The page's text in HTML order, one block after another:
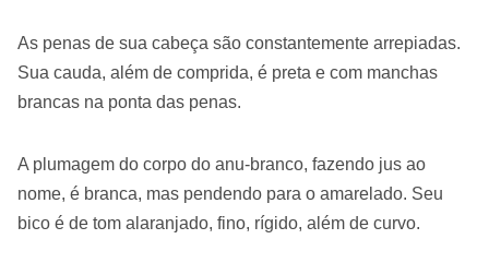
As penas de sua cabeça são constantemente arrepiadas.
Sua cauda, além de comprida, é preta e com manchas
brancas na ponta das penas.
A plumagem do corpo do anu-branco, fazendo jus ao
nome, é branca, mas pendendo para o amarelado. Seu
bico é de tom alaranjado, fino, rígido, além de curvo.